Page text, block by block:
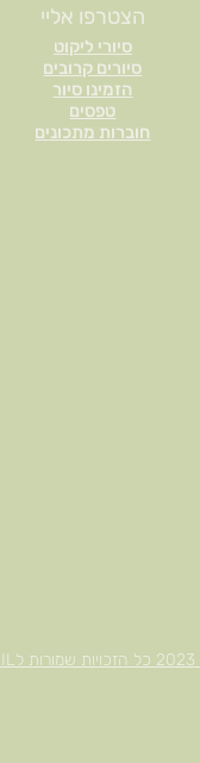
סיורי ליקוט
סיורים קרובים
הזמינו סיור
טפסים
חוברות מתכונים
הצטרפו אליי